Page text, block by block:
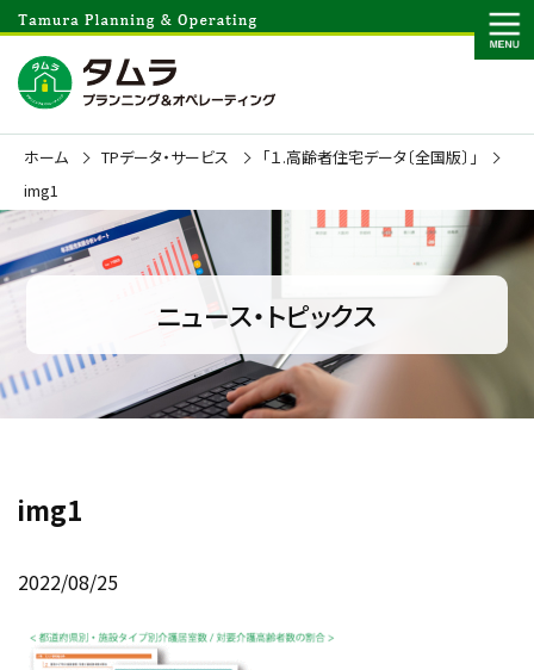
ホーム TPデータ・サービス
「１.高齢者住宅データ〔全国版〕」
img1
ニュース・トピックス
img1
2022/08/25